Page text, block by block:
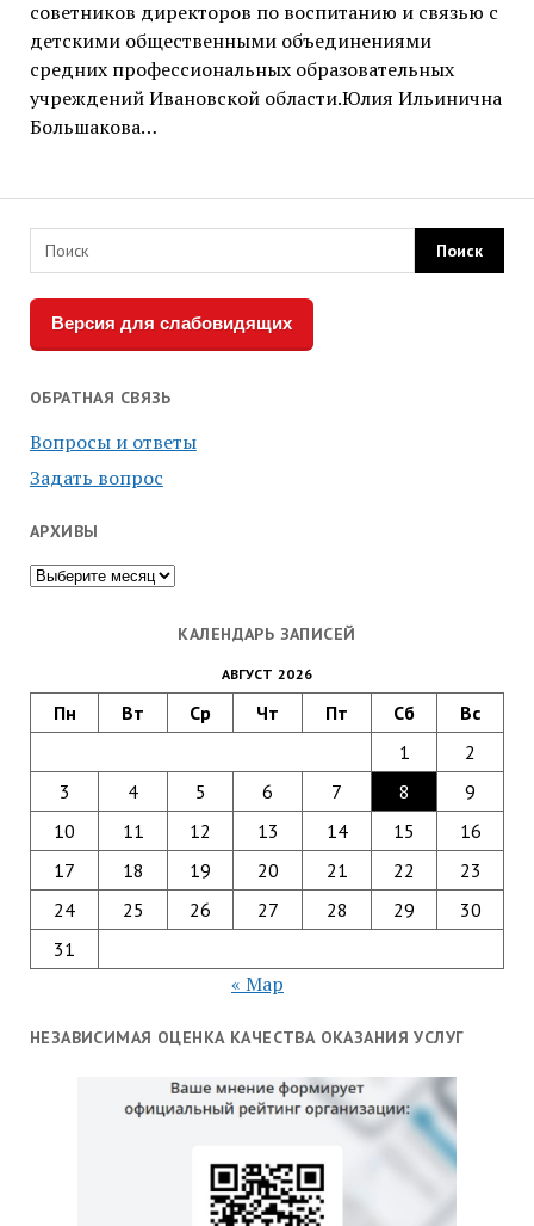
советников директоров по воспитанию и связью с
детскими общественными объединениями
средних профессиональных образовательных
учреждений Ивановской области.Юлия Ильинична
Большакова…
Версия для слабовидящих
ОБРАТНАЯ СВЯЗЬ
Вопросы и ответы
Задать вопрос
АРХИВЫ
Архивы
КАЛЕНДАРЬ ЗАПИСЕЙ
АВГУСТ 2026
Пн Вт Ср Чт Пт Сб
Вс
1
2
3
4 5 6 7 8
9
10
11 12 13 14 15
16
17
18 19 20 21 22
23
24
25 26 27 28 29
30
31
« Мар
НЕЗАВИСИМАЯ ОЦЕНКА КАЧЕСТВА ОКАЗАНИЯ УСЛУГ